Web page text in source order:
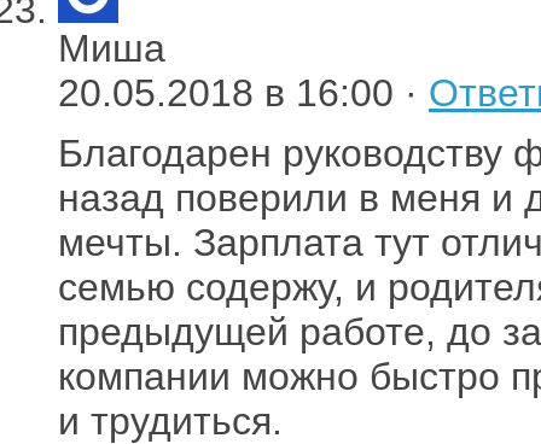
Миша
20.05.2018 в 16:00 ·
Благодарен
назад поверили в меня и
мечты. Зарплата тут
семью содержу, и
предыдущей работе, до
компании можно быстро
и трудиться.